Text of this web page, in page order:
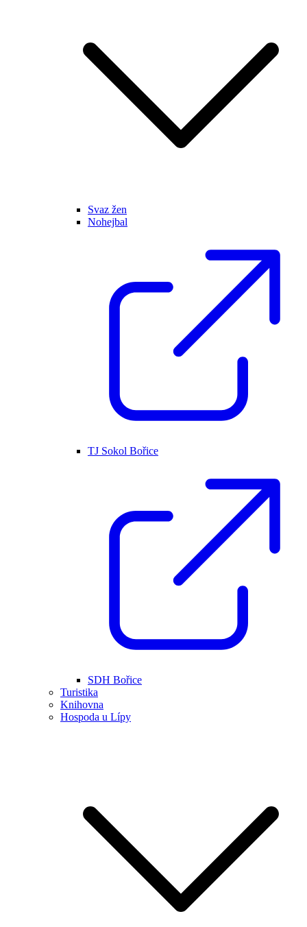
Svaz žen
Nohejbal
TJ Sokol Bořice
SDH Bořice
Turistika
Knihovna
Hospoda u Lípy